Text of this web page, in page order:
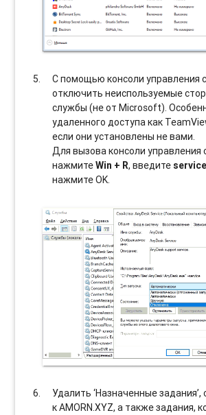
С помощью консоли управления
отключить неиспользуемые
службы (не от Microsoft).
удаленного доступа как
если они установлены не вами.
Для вызова консоли управления
нажмитеWin + R, введите
нажмите OK.
Удалить ‘Назначенные задания’,
к AMORN.XYZ, а также задания,